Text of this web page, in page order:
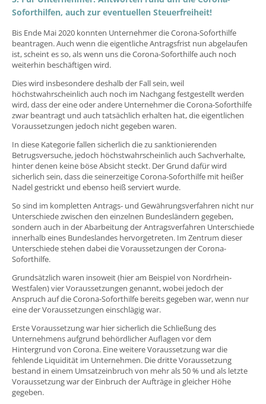
Soforthilfen, auch zur eventuellen Steuerfreiheit!
Bis Ende Mai 2020 konnten Unternehmer die Corona-Soforthilfe
beantragen. Auch wenn die eigentliche Antragsfrist nun abgelaufen
ist, scheint es so, als wenn uns die Corona-Soforthilfe auch noch
weiterhin beschäftigen wird.
Dies wird insbesondere deshalb der Fall sein, weil
höchstwahrscheinlich auch noch im Nachgang festgestellt werden
wird, dass der eine oder andere Unternehmer die Corona-Soforthilfe
zwar beantragt und auch tatsächlich erhalten hat, die eigentlichen
Voraussetzungen jedoch nicht gegeben waren.
In diese Kategorie fallen sicherlich die zu sanktionierenden
Betrugsversuche, jedoch höchstwahrscheinlich auch Sachverhalte,
hinter denen keine böse Absicht steckt. Der Grund dafür wird
sicherlich sein, dass die seinerzeitige Corona-Soforthilfe mit heißer
Nadel gestrickt und ebenso heiß serviert wurde.
So sind im kompletten Antrags- und Gewährungsverfahren nicht nur
Unterschiede zwischen den einzelnen Bundesländern gegeben,
sondern auch in der Abarbeitung der Antragsverfahren Unterschiede
innerhalb eines Bundeslandes hervorgetreten. Im Zentrum dieser
Unterschiede stehen dabei die Voraussetzungen der Corona-
Soforthilfe.
Grundsätzlich waren insoweit (hier am Beispiel von Nordrhein-
Westfalen) vier Voraussetzungen genannt, wobei jedoch der
Anspruch auf die Corona-Soforthilfe bereits gegeben war, wenn nur
eine der Voraussetzungen einschlägig war.
Erste Voraussetzung war hier sicherlich die Schließung des
Unternehmens aufgrund behördlicher Auflagen vor dem
Hintergrund von Corona. Eine weitere Voraussetzung war die
fehlende Liquidität im Unternehmen. Die dritte Voraussetzung
bestand in einem Umsatzeinbruch von mehr als 50 % und als letzte
Voraussetzung war der Einbruch der Aufträge in gleicher Höhe
gegeben.